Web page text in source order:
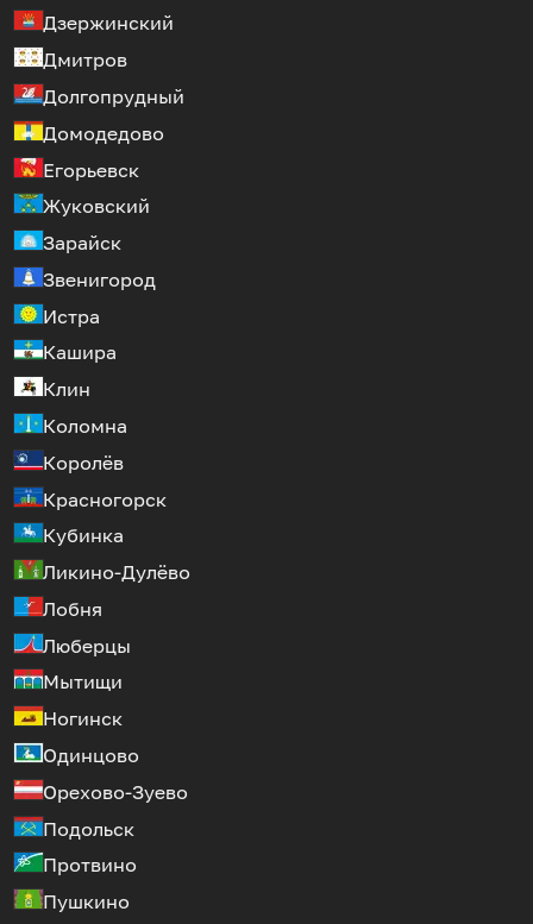
Дзержинский
Дмитров
Долгопрудный
Домодедово
Егорьевск
Жуковский
Зарайск
Звенигород
Истра
Кашира
Клин
Коломна
Королёв
Красногорск
Кубинка
Ликино-Дулёво
Лобня
Люберцы
Мытищи
Ногинск
Одинцово
Орехово-Зуево
Подольск
Протвино
Пушкино